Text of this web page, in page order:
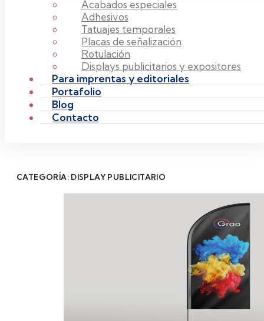
Acabados especiales
Adhesivos
Tatuajes temporales
Placas de señalización
Rotulación
Displays publicitarios y expositores
Para imprentas y editoriales
Portafolio
Blog
Contacto
CATEGORÍA: DISPLAY PUBLICITARIO